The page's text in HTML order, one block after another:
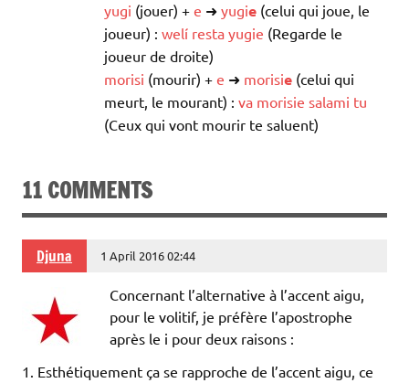
yugi (jouer) + e ➜ yugie (celui qui joue, le
joueur) : welí resta yugie (Regarde le
joueur de droite)
morisi (mourir) + e ➜ morisie (celui qui
meurt, le mourant) : va morisie salami tu
(Ceux qui vont mourir te saluent)
11 COMMENTS
Djuna 1 April 2016 02:44
Concernant l’alternative à l’accent aigu,
pour le volitif, je préfère l’apostrophe
après le i pour deux raisons :
1. Esthétiquement ça se rapproche de l’accent aigu, ce